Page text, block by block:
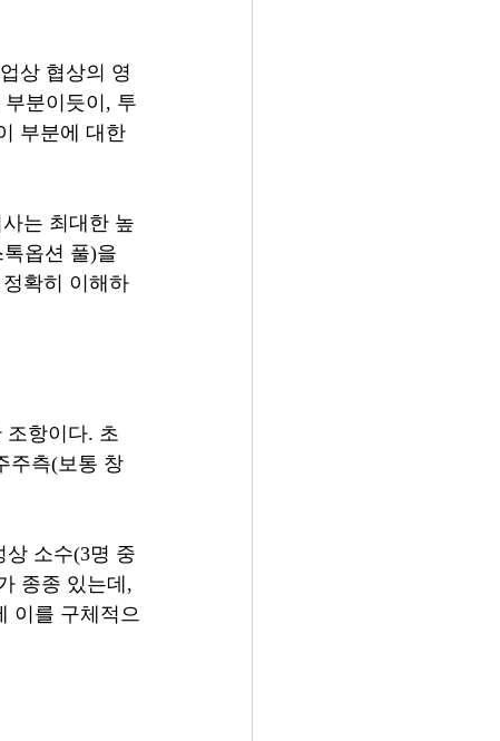
상 협상의 영
분이듯이, 투
부분에 대한
는 최대한 높
옵션 풀)을
정확히 이해하
조항이다. 초
주측(보통 창
소수(3명 중
종종 있는데,
이를 구체적으